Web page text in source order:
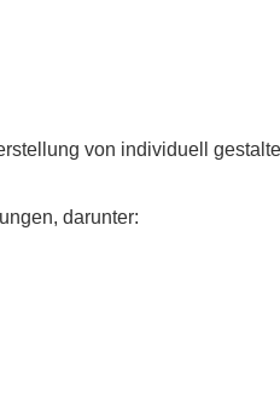
von individuell
darunter: